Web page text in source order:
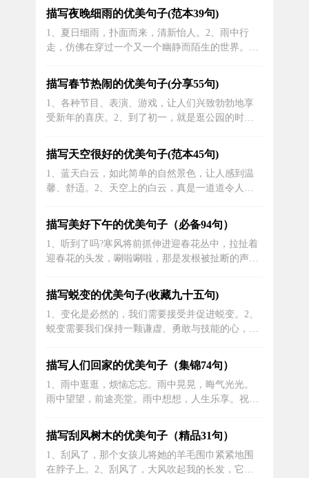
厅安静地发呆，安静地看着路人来了坐下，站起来
离开的周二晚上。也有随着音乐尽情摆动，喝着不
知名洋酒，看着舞台妖魅女子各种妖娆舞姿的星期
三的夜晚到星期四的凌晨。有慵懒地，塞...
描写夜晚细雨的优美句子(范本39句)
1、夏日细雨，扑面而来，清新怡人。2、雨中行
走，仿佛在穿过一个又一个幽静而陌生的世界。
乐，让人心情愉悦。4、细雨如画，让人感受到世
界的美好和无限的可能性。5、细雨洒落在屋顶
上，溅起的雨点充满了童年的回忆。6、雨中的花
朵，在细雨中洗涤着自己的身体，散发出一股森...
描写春节热闹的优美句子(分享55句)
1、各种节目、表演、游戏，让人们兴致勃勃地享
受新年的喜庆。2、到了初一，就是逛公园的时候
是用白酒、鸡蛋和红糖煮的，因为家乡的大年初一
早上有“不杀生”、“不吃荤”的风俗。吃过早点，我
们兴高采烈地出发了。3、家家户户门前都挂着对
联，它代表着人们对新年的美好祝愿...
描写天空很好的优美句子(范本45句)
1、蓝天白云，如此简单的自然景色，让人感到温
馨、舒适。2、天空上的白云，真是一道道令人心
物，给人带来的是一种永恒和自由的气息。4、无
论是晴朗的天空，还是阴霾的天空，都能够给人带
来一种无穷的想象力和憧憬。5、当天空中一道七
彩虹横跨整个天际时，它那美丽的光芒让...
描写美好下午的优美句子（必备94句）
1、听到了吗?寒风将前抓伸进迎春花丛中，拉扯着
迎春花的头发，唰啦唰啦，那是发根被扯断的声音;
啦，这是门锁的两排牙齿打颤发抖的声音;它用力摇
撼着校门口的梧桐树，树叶便如急促的雨点般簌簌
落下，哗啦哗啦，似大雨滂沱时奏起的乐音。##描
写冬天的风的句子2、下午的春节...
描写蜕变的优美句子(收藏九十五句)
1、变化是必然的，我们需要接受并促进蜕变。2、
蜕变需要我们保持一颗谦虚、勇敢与技能的心，以
有人会永远停留在原地，因为生命不断蜕变是自然
规律。4、每天都有机会蜕变成一个更好的自己，
不要错过。5、蜕变需要承认自己的弱点，但不应
被其所束缚。6、充满朝气与活力的我...
描写人们回家的优美句子（集锦74句）
1、雨中逛逛，烦恼忘忘。雨中晃晃，晦气光光。
雨中望望，前途亮堂。雨中想想，人生乐享。祝君
也愁；雨降堪游直须游，莫待无雨空盼守。莫相
思，莫愁郁，见雨嬉游雨也游；喜笑迎对雷风雨，
从此世界醉心秀。3、天如幕，日如初，运动场内
生龙活虎\没有常胜将，万古侯更无，江山...
描写刮风树木的优美句子（精品31句）
1、刮风了，那个女孩儿将她的羊毛围巾紧紧地围
在脖子上。2、刮风了，大风吹起我的长发，它们